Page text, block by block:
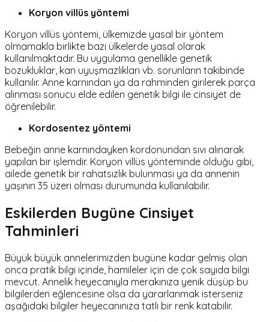
Koryon villüs yöntemi
Koryon villüs yöntemi, ülkemizde yasal bir yöntem
olmamakla birlikte bazı ülkelerde yasal olarak
kullanılmaktadır. Bu uygulama genellikle genetik
bozukluklar, kan uyuşmazlıkları vb. sorunların takibinde
kullanılır. Anne karnından ya da rahminden girilerek parça
alınması sonucu elde edilen genetik bilgi ile cinsiyet de
öğrenilebilir.
Kordosentez yöntemi
Bebeğin anne karnındayken kordonundan sıvı alınarak
yapılan bir işlemdir. Koryon villüs yönteminde olduğu gibi,
ailede genetik bir rahatsızlık bulunması ya da annenin
yaşının 35 üzeri olması durumunda kullanılabilir.
Eskilerden Bugüne Cinsiyet
Tahminleri
Büyük büyük annelerimizden bugüne kadar gelmiş olan
onca pratik bilgi içinde, hamileler için de çok sayıda bilgi
mevcut. Annelik heyecanıyla merakınıza yenik düşüp bu
bilgilerden eğlencesine olsa da yararlanmak isterseniz
aşağıdaki bilgiler heyecanınıza tatlı bir renk katabilir.